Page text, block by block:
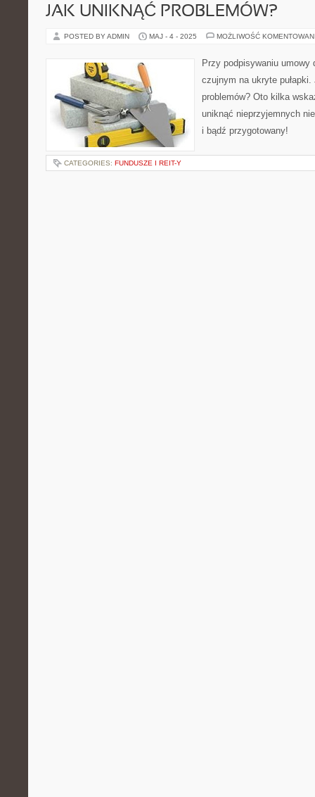
JAK UNIKNĄĆ PROBLEMÓW?
POSTED BY ADMIN MAJ - 4 - 2025 MOŻLIWOŚĆ
Przy podpisywaniu umowy
czujnym na ukryte
problemów? Oto kilka
uniknąć nieprzyjemnych
i bądź przygotowany!
CATEGORIES: FUNDUSZE I REIT-Y